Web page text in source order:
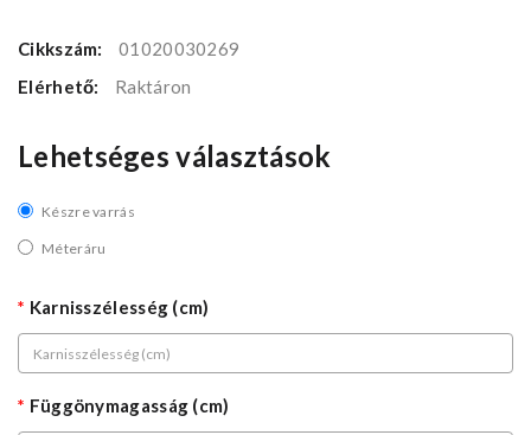
Cikkszám:
01020030269
Elérhető:
Raktáron
Lehetséges választások
Készre varrás
Méteráru
Karnisszélesség (cm)
Függönymagasság (cm)